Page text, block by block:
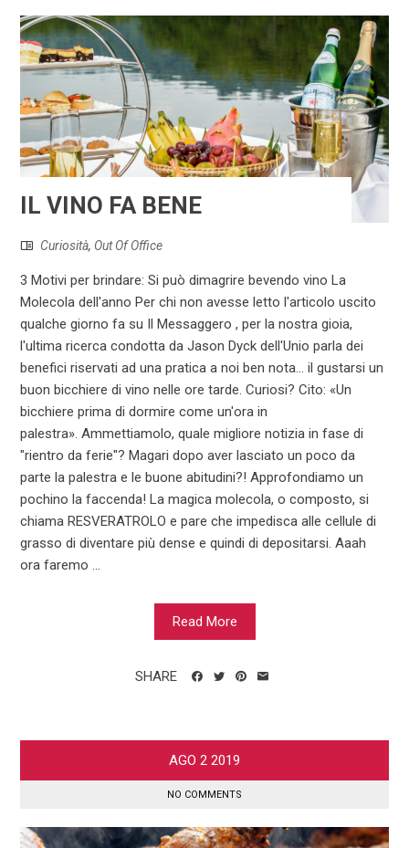
IL VINO FA BENE
Curiosità, Out Of Office
3 Motivi per brindare: Si può dimagrire bevendo vino La
Molecola dell'anno Per chi non avesse letto l'articolo uscito
qualche giorno fa su Il Messaggero , per la nostra gioia,
l'ultima ricerca condotta da Jason Dyck dell'Unio parla dei
benefici riservati ad una pratica a noi ben nota... il gustarsi un
buon bicchiere di vino nelle ore tarde. Curiosi? Cito: «Un
bicchiere prima di dormire come un'ora in
palestra». Ammettiamolo, quale migliore notizia in fase di
"rientro da ferie"? Magari dopo aver lasciato un poco da
parte la palestra e le buone abitudini?! Approfondiamo un
pochino la faccenda! La magica molecola, o composto, si
chiama RESVERATROLO e pare che impedisca alle cellule di
grasso di diventare più dense e quindi di depositarsi. Aaah
ora faremo ...
Read More
SHARE
AGO 2 2019
NO COMMENTS